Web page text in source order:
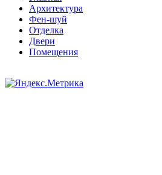
Архитектура
Фен-шуй
Отделка
Двери
Помещения